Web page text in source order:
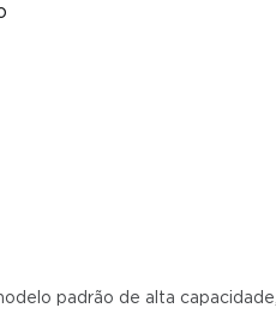
padrão de alta